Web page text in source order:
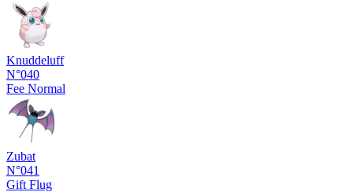
Knuddeluff
N°040
Fee Normal
Zubat
N°041
Gift Flug